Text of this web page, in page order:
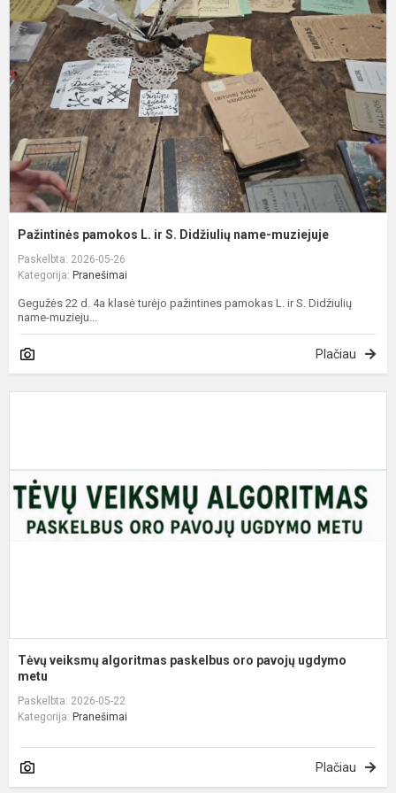
Pažintinės pamokos L. ir S. Didžiulių name-muziejuje
Paskelbta: 2026-05-26
Kategorija: Pranešimai
Gegužės 22 d. 4a klasė turėjo pažintines pamokas L. ir S. Didžiulių
name-muzieju...
Plačiau
Tėvų veiksmų algoritmas paskelbus oro pavojų ugdymo
metu
Paskelbta: 2026-05-22
Kategorija: Pranešimai
Plačiau